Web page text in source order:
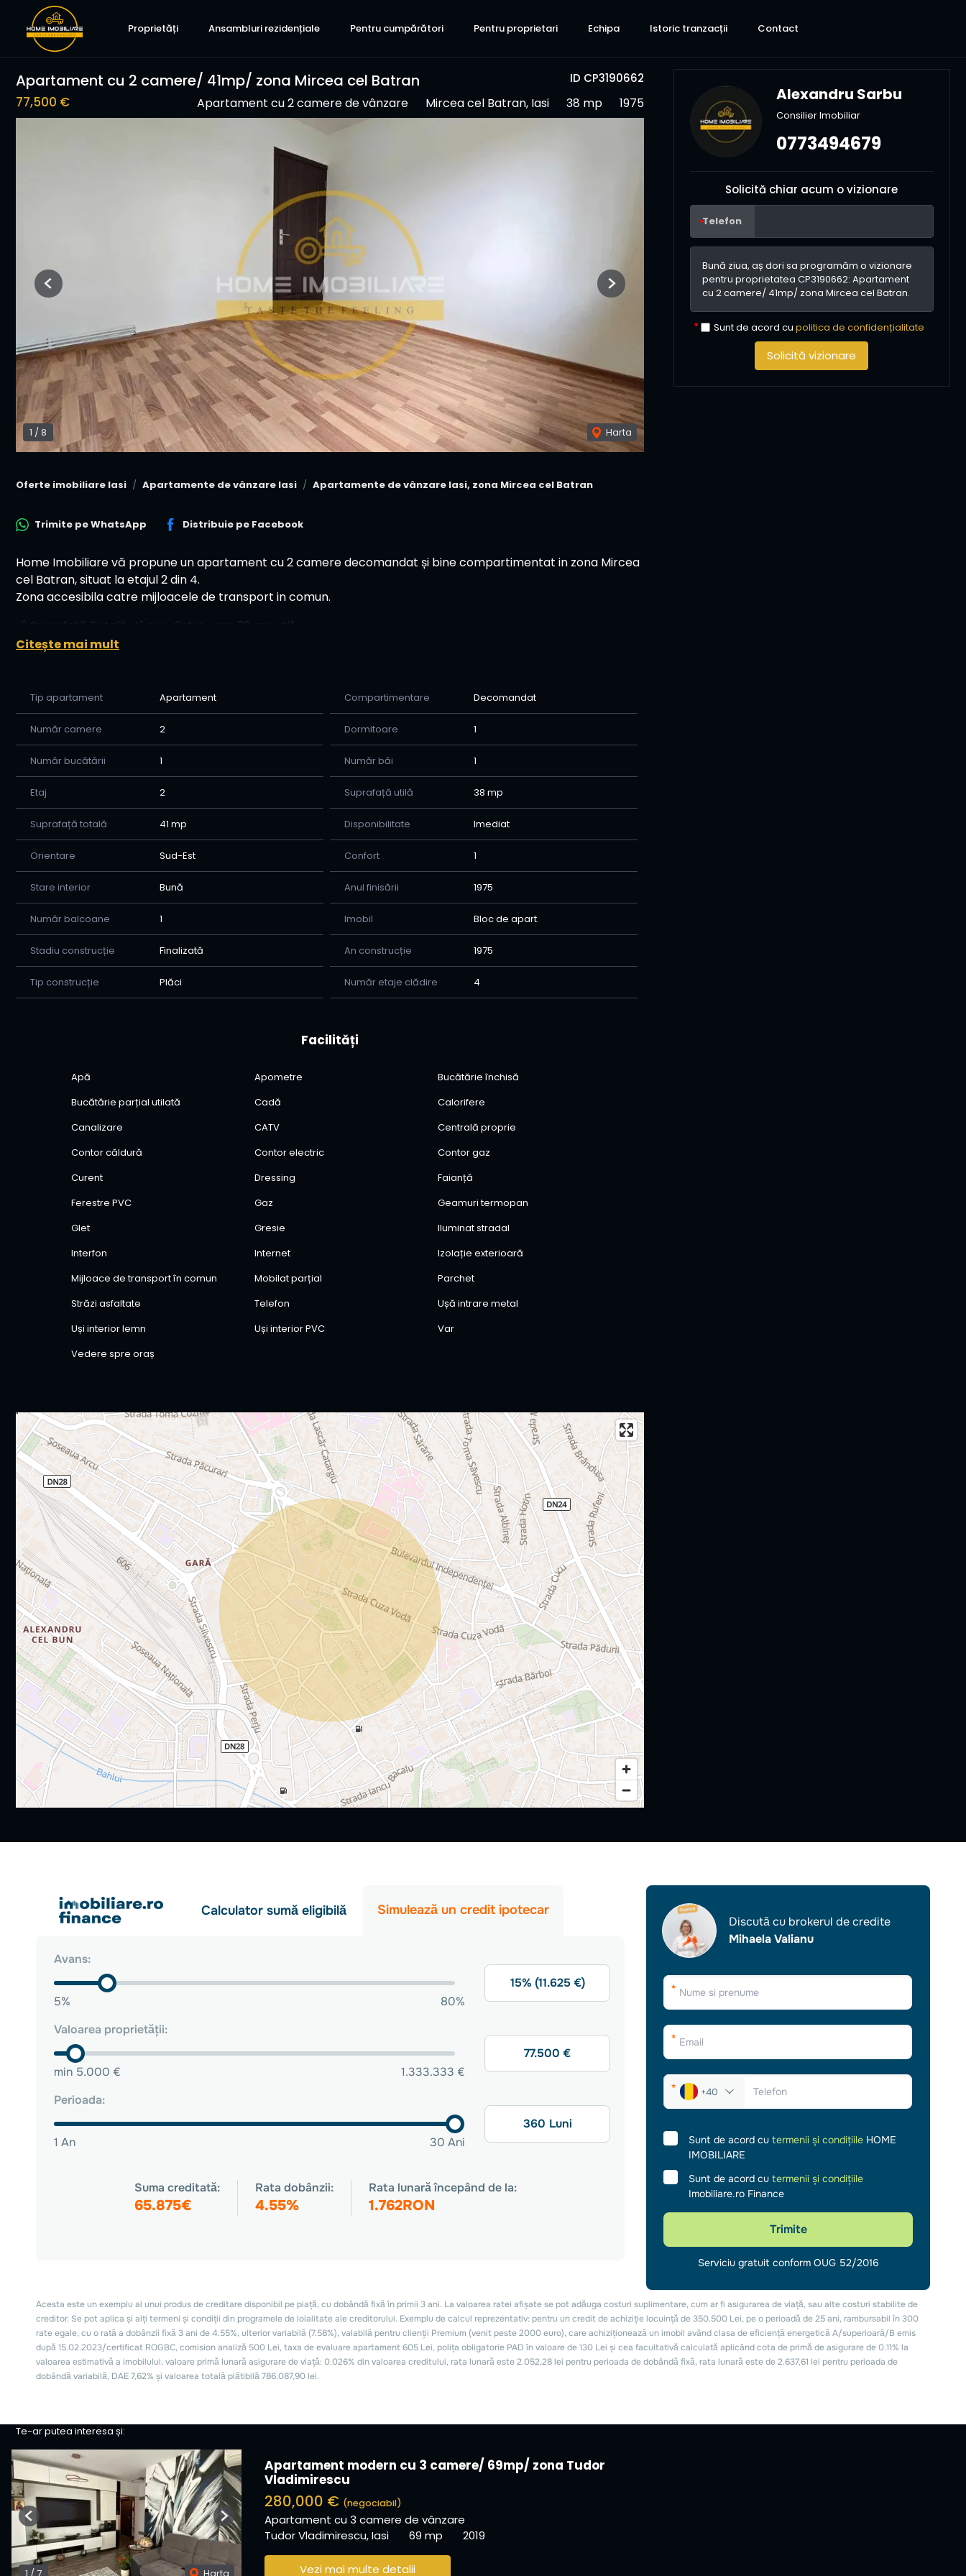
Proprietăți Ansambluri rezidențiale Pentru cumpărători Pentru proprietari Echipa Istoric tranzacții Contact
ID CP3190662
Apartament cu 2 camere/ 41mp/ zona Mircea cel Batran
77,500 € Apartament cu 2 camere de vânzare Mircea cel Batran, Iasi 38 mp 1975
1 /8 Harta
Previous Next
Oferte imobiliare Iasi Apartamente de vânzare Iasi Apartamente de vânzare Iasi, zona Mircea cel Batran
Trimite peWhatsApp Distribuie pe Facebook
Home Imobiliare vă propune un apartament cu 2 camere decomandat și bine compartimentat in zona Mircea
cel Batran, situat la etajul 2 din 4.
Zona accesibila catre mijloacele de transport in comun.
📏 Suprafață Totală: 41 mp, dintre care 38 mp utili.
💰 Preț: 77.500€
🤝 Avantajele colaborării cu Home Imobiliare:
-Oferim consiliere si asistenta permanenta pana la semnarea contractului de vanzare cumparare (relatia
vanzator-cumparator-banca-notar, cat si alte institutii)
-Va sprijinim in procesul de creditare avand o relatie de colaborare stransa cu bancile comerciale care
activeaza in orasul nostru.
-Asiguram consilierea juridica de la momentul la care v-ati hotarat sa cumparati imobilul pana la finalizarea
vanzarii.
Pentru a afla mai multe detalii si a programa o vizionare puteti apela oricand la consilierul nostru imobiliar:
0773494679 Alex
Citește mai mult
Tip apartament Apartament Compartimentare Decomandat
Număr camere 2 Dormitoare 1
Număr bucătării 1 Număr băi 1
Etaj 2 Suprafață utilă 38 mp
Suprafață totală 41 mp Disponibilitate Imediat
Orientare Sud-Est Confort 1
Stare interior Bună Anul finisării 1975
Număr balcoane 1 Imobil Bloc de apart.
Stadiu construcție Finalizată An construcție 1975
Tip construcție Plăci Număr etaje clădire 4
Facilități
Apă Apometre
Bucătărie închisă
Bucătărie parțial utilată
Cadă
Calorifere
Canalizare
CATV
Centrală proprie
Contor căldură
Contor electric
Contor gaz
Curent
Dressing
Faianță
Ferestre PVC
Gaz
Geamuri termopan
Glet
Gresie
Iluminat stradal
Interfon
Internet
Izolație exterioară
Mijloace de transport în comun
Mobilat parțial
Parchet
Străzi asfaltate
Telefon
Ușă intrare metal
Uși interior lemn
Uși interior PVC
Var
Vedere spre oraș
Alexandru Sarbu
Consilier Imobiliar
0773494679
Solicită chiar acum o vizionare
Telefon
Sunt de acord cu politica de confidențialitate
Solicită vizionare
Te-ar putea interesa și:
Previous Next
Apartament modern cu 3 camere/ 69mp/ zona Tudor
Vladimirescu
280,000 € (negociabil)
Apartament cu 3 camere de vânzare
Tudor Vladimirescu, Iasi
69 mp 2019
Vezi mai multe detalii